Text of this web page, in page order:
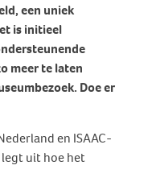
een uniek
is initieel
meer te laten
Doe er
en ISAAC-
uit hoe het